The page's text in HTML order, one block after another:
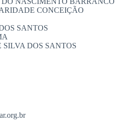
CONCEIÇÃO
SANTOS
DOS SANTOS